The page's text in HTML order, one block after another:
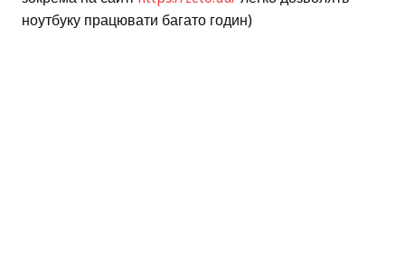
ноутбуку працювати багато годин)